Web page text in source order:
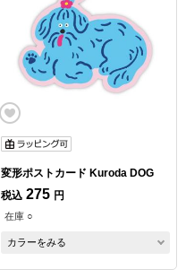
変形ポストカード Kuroda DOG
税込 275 円
在庫 ○
カラーをみる